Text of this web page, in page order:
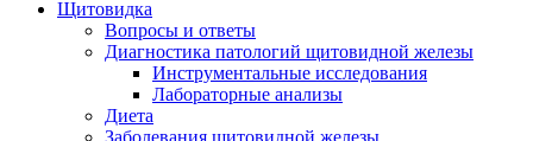
Щитовидка
Вопросы и ответы
Диагностика патологий щитовидной железы
Инструментальные исследования
Лабораторные анализы
Диета
Заболевания щитовидной железы